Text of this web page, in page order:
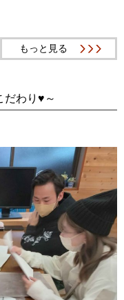
もっと見る
だわり♥～